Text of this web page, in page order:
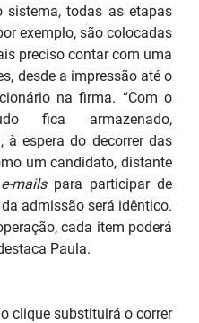
sistema, todas as etapas
exemplo, são colocadas
preciso contar com uma
desde a impressão até o
na firma. “Com o
fica armazenado,
à espera do decorrer das
um candidato, distante
e-mailspara participar de
admissão será idêntico.
cada item poderá
Paula.
clique substituirá o correr